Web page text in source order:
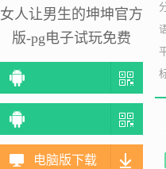
女人让男生的坤坤官方
版-pg电子试玩免费
电脑版下载